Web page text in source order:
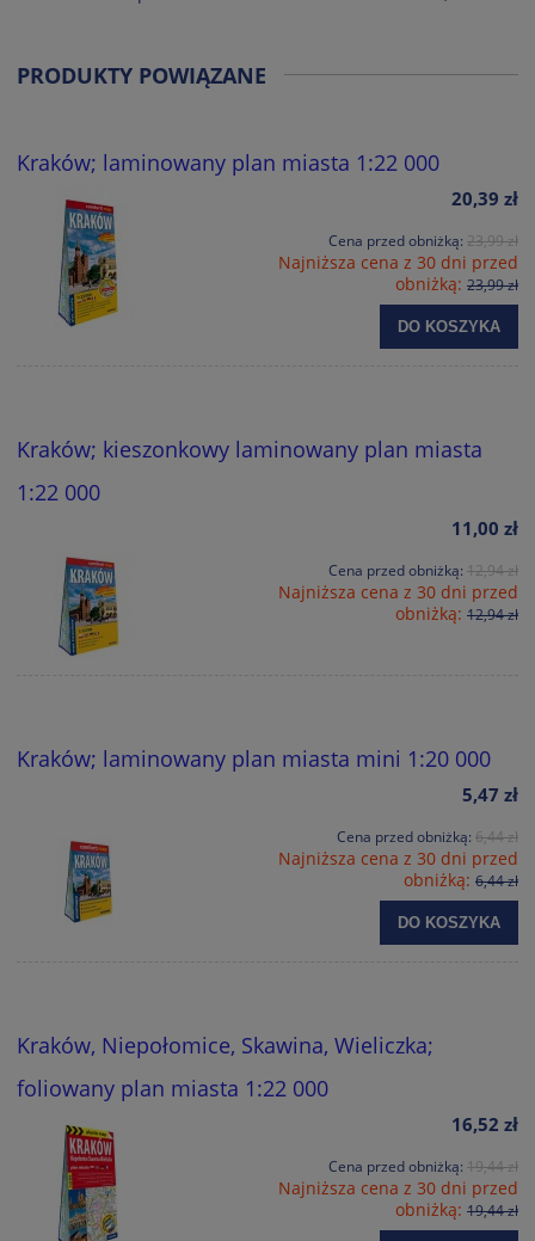
PRODUKTY POWIĄZANE
Kraków; laminowany plan miasta 1:22 000
20,39 zł
Cena przed obniżką: 23,99 zł
Najniższa cena z 30 dni przed
obniżką: 23,99 zł
DO KOSZYKA
Kraków; kieszonkowy laminowany plan miasta
1:22 000
11,00 zł
Cena przed obniżką: 12,94 zł
Najniższa cena z 30 dni przed
obniżką: 12,94 zł
Kraków; laminowany plan miasta mini 1:20 000
5,47 zł
Cena przed obniżką: 6,44 zł
Najniższa cena z 30 dni przed
obniżką: 6,44 zł
DO KOSZYKA
Kraków, Niepołomice, Skawina, Wieliczka;
foliowany plan miasta 1:22 000
16,52 zł
Cena przed obniżką: 19,44 zł
Najniższa cena z 30 dni przed
obniżką: 19,44 zł